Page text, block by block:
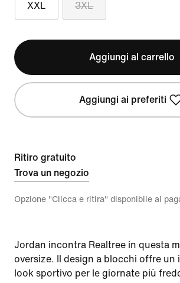
XXL 3XL
Aggiungi al carrello
Aggiungi ai preferiti
Ritiro gratuito
Trova un negozio
Opzione "Clicca e ritira" disponibile al
Jordan incontra Realtree in questa
oversize. Il design a blocchi offre
look sportivo per le giornate più